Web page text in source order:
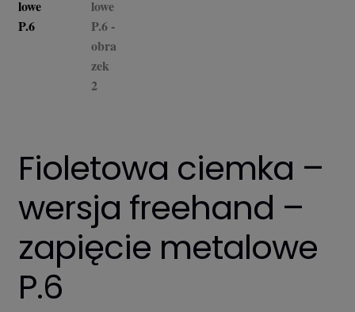
Fioletowa ciemka –
wersja freehand –
zapięcie metalowe
P.6